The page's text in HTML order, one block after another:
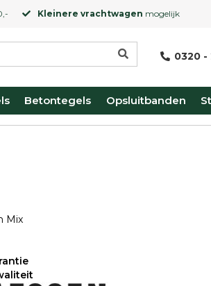
Kleinere vrachtwagen mogelijk
0320 -
Betontegels Opsluitbanden
Mix